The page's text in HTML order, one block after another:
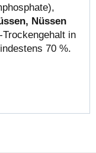
Nüssen
Trockengehalt in
70 %.